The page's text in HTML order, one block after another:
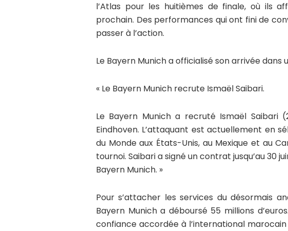
l’Atlas pour les huitièmes de finale, où ils
prochain. Des performances qui ont fini de
passer à l’action.
Le Bayern Munich a officialisé son arrivée dans
« Le Bayern Munich recrute Ismaël Saibari.
Le Bayern Munich a recruté Ismaël Saibari
Eindhoven. L’attaquant est actuellement en
du Monde aux États-Unis, au Mexique et au
tournoi. Saibari a signé un contrat jusqu’au 30
Bayern Munich. »
Pour s’attacher les services du désormais
Bayern Munich a déboursé 55 millions
confiance accordée à l’international